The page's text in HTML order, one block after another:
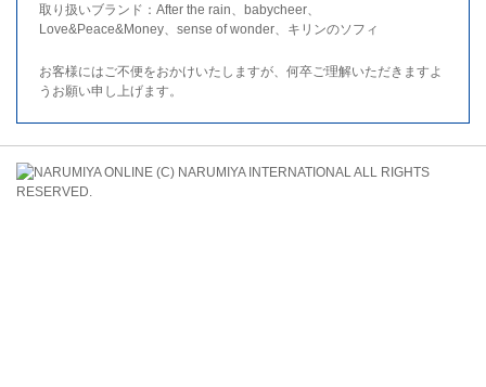
取り扱いブランド：After the rain、babycheer、
Love&Peace&Money、sense of wonder、キリンのソフィ
お客様にはご不便をおかけいたしますが、何卒ご理解いただきますよ
うお願い申し上げます。